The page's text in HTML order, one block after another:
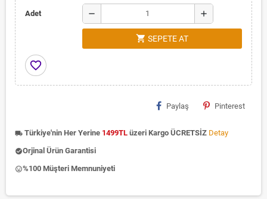
Adet remove add
shopping_cart SEPETE AT
favorite_border
Paylaş Pinterest
local_shipping Türkiye'nin Her Yerine 1499TL üzeri Kargo ÜCRETSİZ Detay
check_circleOrjinal Ürün Garantisi
insert_emoticon%100 Müşteri Memnuniyeti